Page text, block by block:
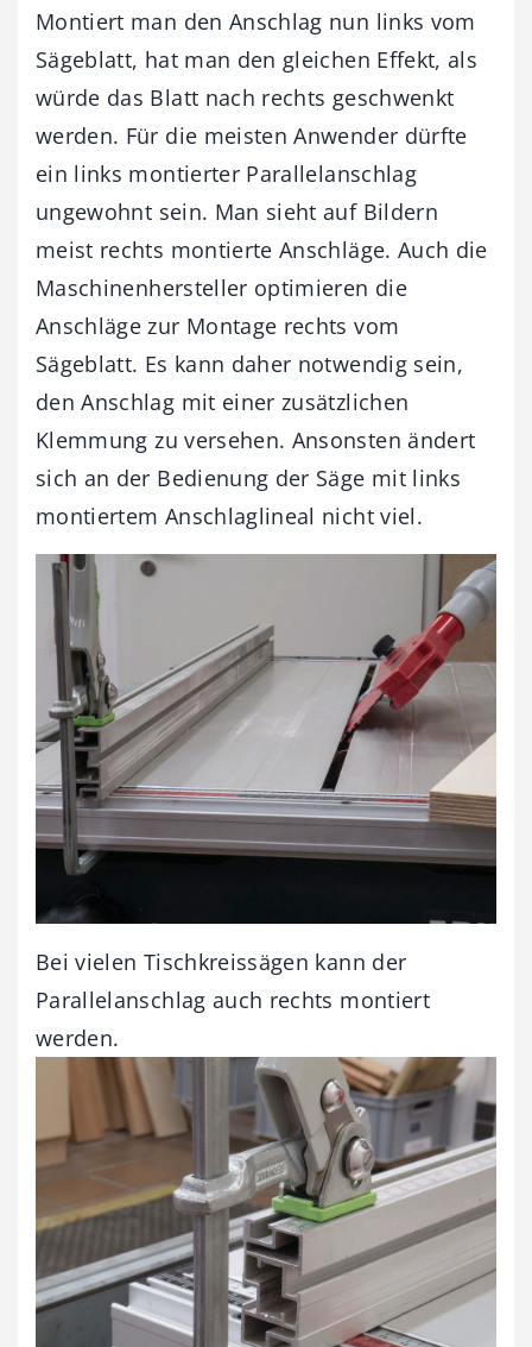
Montiert man den Anschlag nun links vom
Sägeblatt, hat man den gleichen Effekt, als
würde das Blatt nach rechts geschwenkt
werden. Für die meisten Anwender dürfte
ein links montierter Parallelanschlag
ungewohnt sein. Man sieht auf Bildern
meist rechts montierte Anschläge. Auch die
Maschinenhersteller optimieren die
Anschläge zur Montage rechts vom
Sägeblatt. Es kann daher notwendig sein,
den Anschlag mit einer zusätzlichen
Klemmung zu versehen. Ansonsten ändert
sich an der Bedienung der Säge mit links
montiertem Anschlaglineal nicht viel.
Bei vielen Tischkreissägen kann der
Parallelanschlag auch rechts montiert
werden.